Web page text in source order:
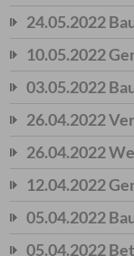
24.05.2022
10.05.2022
03.05.2022
26.04.2022
26.04.2022
12.04.2022
05.04.2022
05.04.2022